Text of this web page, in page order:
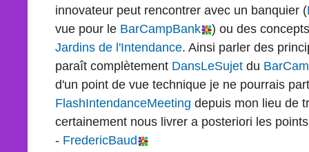
innovateur peut rencontrer avec un banquier (
vue pour le BarCampBank
) ou des
Jardins de l'Intendance. Ainsi parler des
paraît complètement DansLeSujet du
d'un point de vue technique je ne pourrais
FlashIntendanceMeeting depuis mon lieu de
certainement nous livrer a posteriori les
- FredericBaud